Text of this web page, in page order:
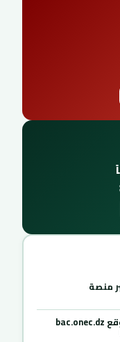
المهنية 2026 عبر منصة
نتائج بكالوريا 2026 الجزائر عبر موقع bac.onec.dz